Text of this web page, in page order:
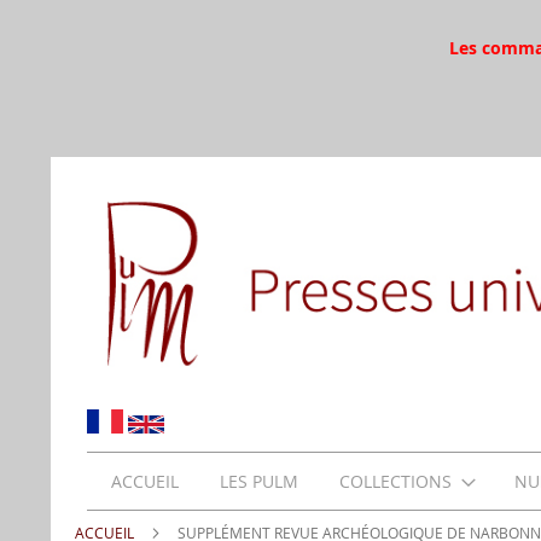
Les
ACCUEIL LES PULM COLLECTIONS
ACCUEIL SUPPLÉMENT REVUE ARCHÉOLOGIQUE DE